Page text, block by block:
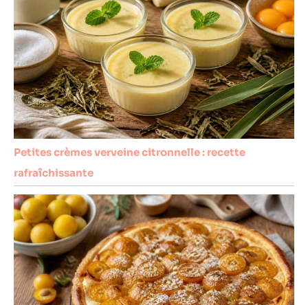
occasions. Que ce
soit comme
marque-place
pour un mariage,
porte-nom pour
un baptême, menu
de Noël ou
étiquette de
signalétique pour
un buffet de fête,
ces ardoises
touche de charme
authentique qui
captive l'attention
de vos invités et
clients.
Petites crèmes verveine citronnelle : recette
rafraîchissante